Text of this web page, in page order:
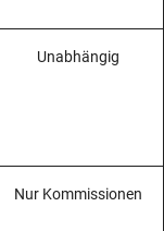
Unabhängig
Nur Kommissionen